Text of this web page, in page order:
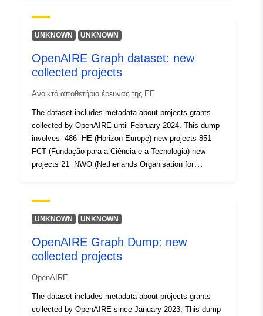
07 August 2026
Αναγνωριστικά: https://doi.org/10.5281/
Άλλα μέσα
uriRef:
http://data.europa.eu/88u/dataset/
zenodo-org-7803150
Είναι έκδοσης: https://doi.org/10.5281/
Πληροφορίες
έκδοσης:
5.0.1
http://purl.org/dc/dcmitype/Dataset
UNKNOWN UNKNOWN
OpenAIRE Graph dataset: new
collected projects
Ανοικτό αποθετήριο έρευνας της ΕΕ
The dataset includes metadata about projects grants
collected by OpenAIRE until February 2024. This dump
involves 486 HE (Horizon Europe) new projects 851
FCT (Fundação para a Ciência e a Tecnologia) new
projects 21 NWO (Netherlands Organisation for
Innovation) new projects 33484 Erasmus+ (EC
Erasmus+) projects - new EC funding stream
UNKNOWN UNKNOWN
OpenAIRE Graph Dump: new
collected projects
OpenAIRE
The dataset includes metadata about projects grants
collected by OpenAIRE since January 2023. This dump